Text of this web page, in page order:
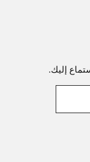
إليك.